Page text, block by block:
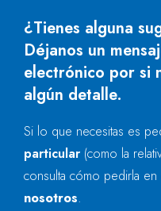
¿Tienes alguna
Déjanos un
electrónico por si
algún detalle.
Si lo que necesitas es
particular (como la
consulta cómo pedirla en
nosotros.